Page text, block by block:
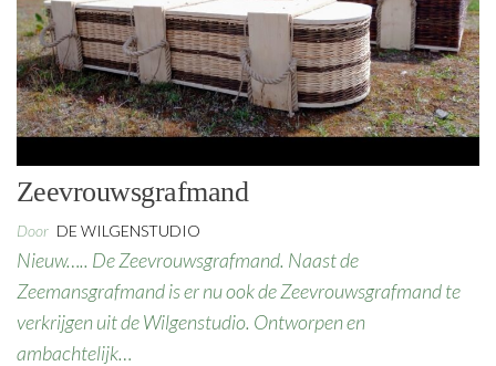
Zeevrouwsgrafmand
Door DE WILGENSTUDIO
Nieuw….. De Zeevrouwsgrafmand. Naast de
Zeemansgrafmand is er nu ook de Zeevrouwsgrafmand te
verkrijgen uit de Wilgenstudio. Ontworpen en
ambachtelijk…